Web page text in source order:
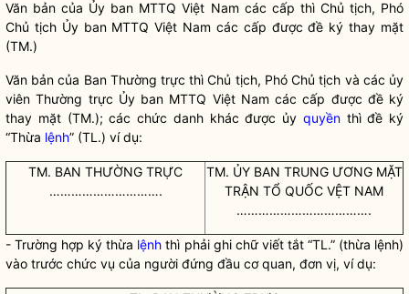
Văn bản của Ủy ban MTTQ Việt Nam các cấp thì Chủ tịch, Phó
Chủ tịch Ủy ban MTTQ Việt Nam các cấp được đề ký thay mặt
(TM.)
Văn bản của Ban Thường trực thì Chủ tịch, Phó Chủ tịch và các ủy
viên Thường trực Ủy ban MTTQ Việt Nam các cấp được đề ký
thay mặt (TM.); các chức danh khác được ủy quyềnthì đề ký
“Thừa lệnh” (TL.) ví dụ:
TM. BAN THƯỜNG TRỰC
………………………….
TM. ỦY BAN TRUNG ƯƠNG MẶT
TRẬN TỔ QUỐC VỆT NAM
……………………………….
- Trường hợp ký thừa lệnh thì phải ghi chữ viết tắt “TL.” (thừa lệnh)
vào trước chức vụ của người đứng đầu cơ quan, đơn vị, ví dụ: